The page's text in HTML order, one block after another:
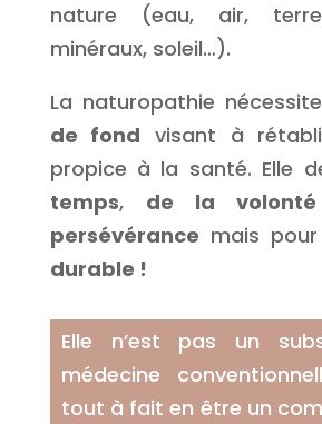
nature (eau, air,
minéraux, soleil…).
La naturopathie
de fond visant à
propice à la santé. Elle
temps, de la
persévérance mais
durable !
Elle n’est pas un
médecine
tout à fait en être un